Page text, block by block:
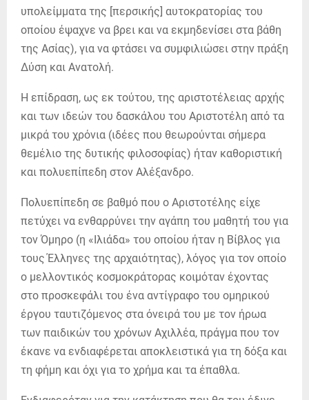
υπολείμματα της [περσικής] αυτοκρατορίας του
οποίου έψαχνε να βρει και να εκμηδενίσει στα βάθη
της Ασίας), για να φτάσει να συμφιλιώσει στην πράξη
Δύση και Ανατολή.
Η επίδραση, ως εκ τούτου, της αριστοτέλειας αρχής
και των ιδεών του δασκάλου του Αριστοτέλη από τα
μικρά του χρόνια (ιδέες που θεωρούνται σήμερα
θεμέλιο της δυτικής φιλοσοφίας) ήταν καθοριστική
και πολυεπίπεδη στον Αλέξανδρο.
Πολυεπίπεδη σε βαθμό που ο Αριστοτέλης είχε
πετύχει να ενθαρρύνει την αγάπη του μαθητή του για
τον Όμηρο (η «Ιλιάδα» του οποίου ήταν η Βίβλος για
τους Έλληνες της αρχαιότητας), λόγος για τον οποίο
ο μελλοντικός κοσμοκράτορας κοιμόταν έχοντας
στο προσκεφάλι του ένα αντίγραφο του ομηρικού
έργου ταυτιζόμενος στα όνειρά του με τον ήρωα
των παιδικών του χρόνων Αχιλλέα, πράγμα που τον
έκανε να ενδιαφέρεται αποκλειστικά για τη δόξα και
τη φήμη και όχι για το χρήμα και τα έπαθλα.